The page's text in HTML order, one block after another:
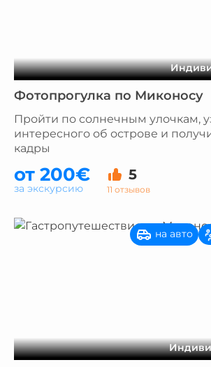
Фотопрогулка по Миконосу
Пройти по солнечным улочкам,
интересного об острове и
кадры
от 200€ 5
11 отзывов
за экскурсию
на авто